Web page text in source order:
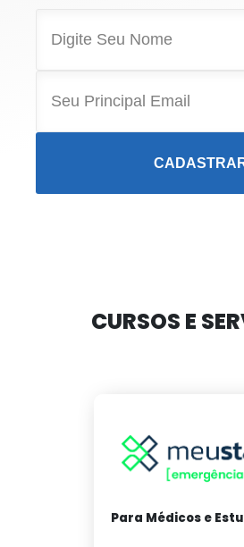
CURSOS E
Para Médicos e